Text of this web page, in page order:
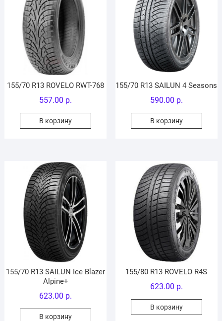
155/70 R13 ROVELO RWT-768
557.00 р.
В корзину
155/70 R13 SAILUN 4 Seasons
590.00 р.
В корзину
155/70 R13 SAILUN Ice Blazer
Alpine+
623.00 р.
В корзину
155/80 R13 ROVELO R4S
623.00 р.
В корзину